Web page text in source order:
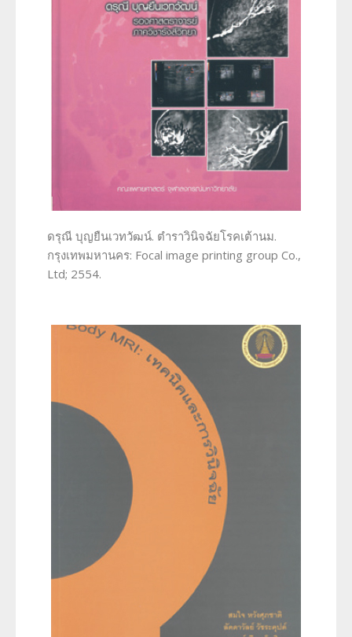
ดรุณี บุญยืนเวทวัฒน์. ตำราวินิจฉัยโรคเต้านม.
กรุงเทพมหานคร: Focal image printing group Co.,
Ltd; 2554.